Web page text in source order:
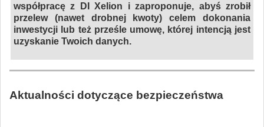
współpracę z DI Xelion i zaproponuje, abyś zrobił
przelew (nawet drobnej kwoty) celem dokonania
inwestycji lub też prześle umowę, której intencją jest
uzyskanie Twoich danych.
Aktualności dotyczące bezpieczeństwa